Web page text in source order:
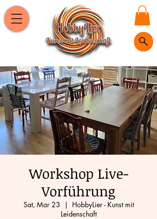
Workshop Live-
Vorführung
Sat, Mar 23
  |
HobbyLier - Kunst mit
Leidenschaft